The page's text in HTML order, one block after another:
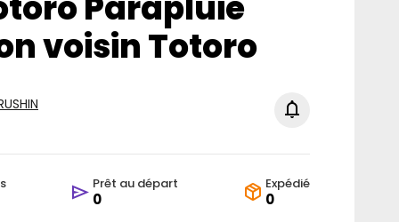
voisin Totoro
Prêt au départ
0
Expédié
0